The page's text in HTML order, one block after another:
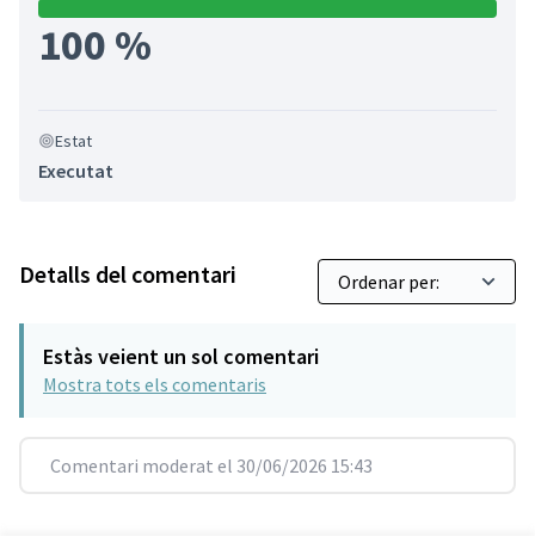
100 %
Estat
Executat
Detalls del comentari
Estàs veient un sol comentari
Mostra tots els comentaris
Comentari moderat el 30/06/2026 15:43